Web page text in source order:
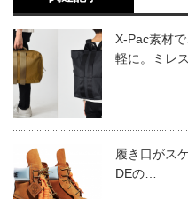
X-Pac素材
軽に。ミレ
履き口がス
DEの…